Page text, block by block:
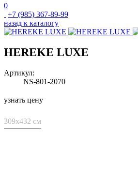
0
+7 (985) 367-89-99
назад к каталогу
HEREKE LUXE
Артикул:
NS-801-2070
узнать цену
309x432 см